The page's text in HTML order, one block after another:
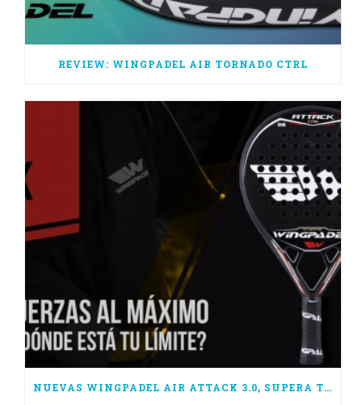
REVIEW: WINGPADEL AIR TORNADO CTRL
NUEVAS WINGPADEL AIR ATTACK 3.0, SUPERA TUS LÍMITES